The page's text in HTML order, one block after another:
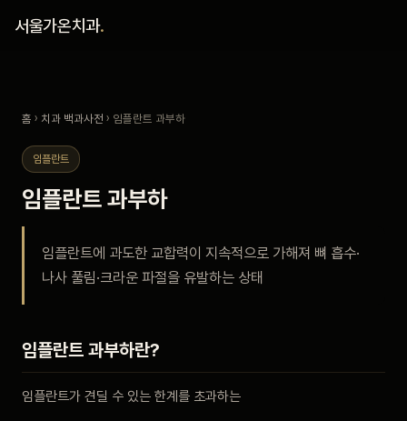
서울가온치과.
진료 안내
안내
홈 › 치과 백과사전 › 임플란트 과부하
임플란트
임플란트 과부하
임플란트에 과도한 교합력이 지속적으로 가해져 뼈 흡수·
나사 풀림·크라운 파절을 유발하는 상태
임플란트 과부하란?
임플란트가 견딜 수 있는 한계를 초과하는